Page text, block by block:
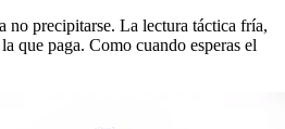
no precipitarse. La lectura táctica fría,
que paga. Como cuando esperas el